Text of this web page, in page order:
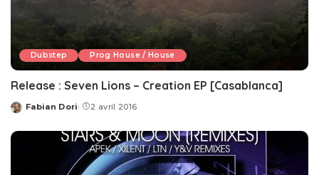
Dubstep Prog House / House
Release : Seven Lions – Creation EP [Casablanca]
Posted
Fabian Dori 2 avril 2016